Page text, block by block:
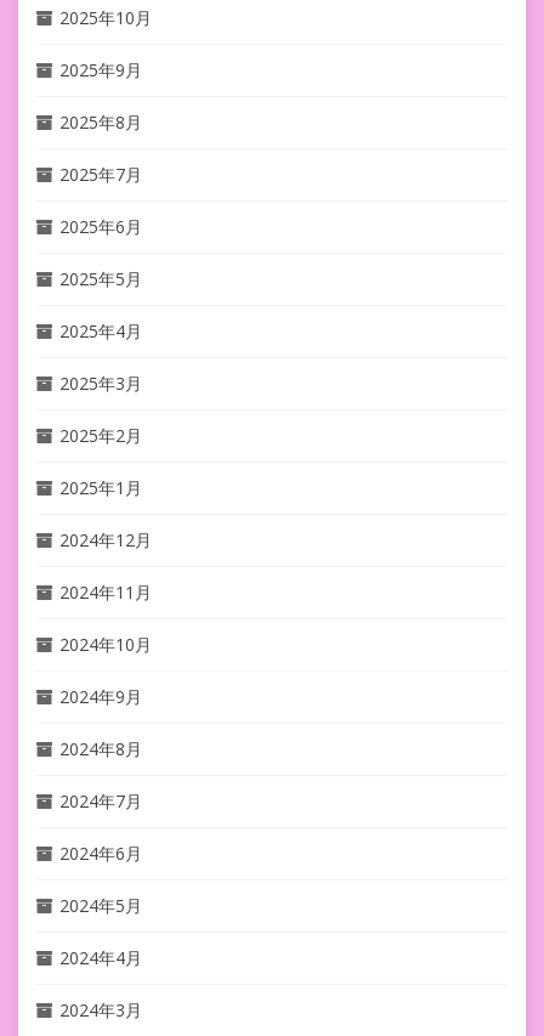
2025年10月
2025年9月
2025年8月
2025年7月
2025年6月
2025年5月
2025年4月
2025年3月
2025年2月
2025年1月
2024年12月
2024年11月
2024年10月
2024年9月
2024年8月
2024年7月
2024年6月
2024年5月
2024年4月
2024年3月